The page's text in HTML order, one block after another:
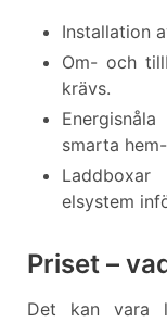
Installation
Om- och
krävs.
smarta
elsystem
Priset –
Det kan vara